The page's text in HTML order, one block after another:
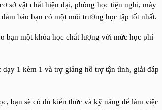
sở vật chất hiện đại, phòng học tiện nghi, máy
bảo bạn có một môi trường học tập tốt nhất.
bạn một khóa học chất lượng với mức học phí
1 kèm 1 và trợ giảng hỗ trợ tận tình, giải đáp
bạn sẽ có đủ kiến thức và kỹ năng để làm việc